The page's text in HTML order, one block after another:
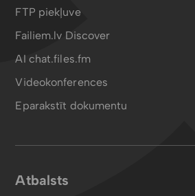
FTP piekļuve
Failiem.lv Discover
AI chat.files.fm
Videokonferences
Eparakstīt dokumentu
Atbalsts